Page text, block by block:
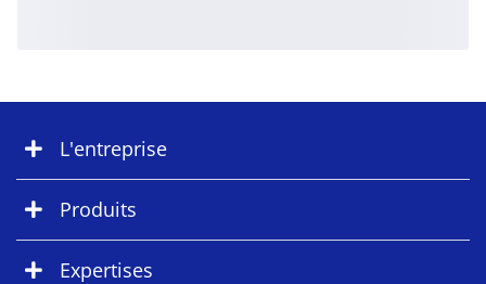
L'entreprise
Produits
Expertises